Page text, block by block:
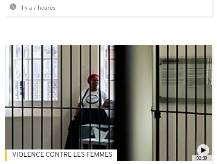
Il y a 7 heures
02:30
VIOLENCE CONTRE LES FEMMES